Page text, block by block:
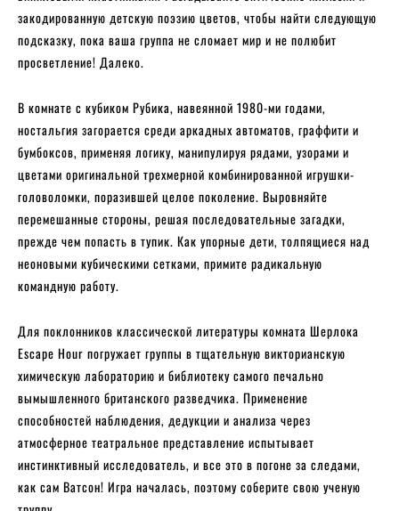
закодированную детскую поэзию цветов, чтобы найти следующую
подсказку, пока ваша группа не сломает мир и не полюбит
просветление! Далеко.
В комнате с кубиком Рубика, навеянной 1980-ми годами,
ностальгия загорается среди аркадных автоматов, граффити и
бумбоксов, применяя логику, манипулируя рядами, узорами и
цветами оригинальной трехмерной комбинированной игрушки-
головоломки, поразившей целое поколение. Выровняйте
перемешанные стороны, решая последовательные загадки,
прежде чем попасть в тупик. Как упорные дети, толпящиеся над
неоновыми кубическими сетками, примите радикальную
командную работу.
Для поклонников классической литературы комната Шерлока
Escape Hour погружает группы в тщательную викторианскую
химическую лабораторию и библиотеку самого печально
вымышленного британского разведчика. Применение
способностей наблюдения, дедукции и анализа через
атмосферное театральное представление испытывает
инстинктивный исследователь, и все это в погоне за следами,
как сам Ватсон! Игра началась, поэтому соберите свою ученую